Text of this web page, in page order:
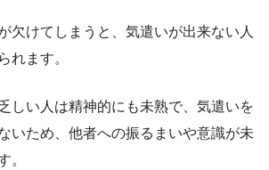
欠けてしまうと、気遣いが出来ない人
れます。
しい人は精神的にも未熟で、気遣いを
いため、他者への振るまいや意識が未
。